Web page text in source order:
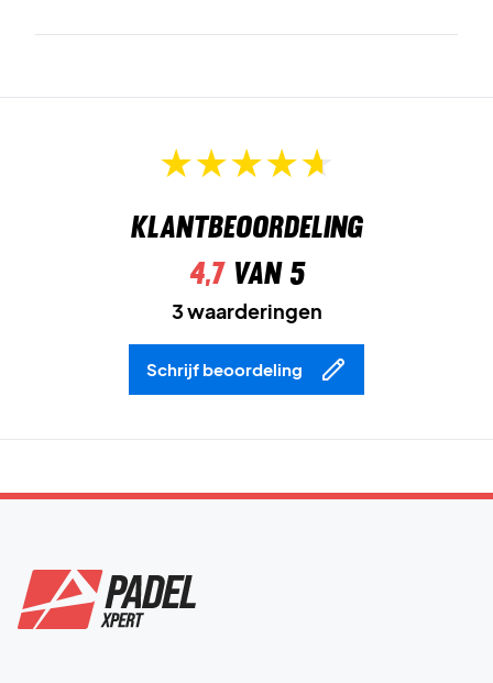
Klantbeoordeling
4,7van 5
3 waarderingen
Schrijf beoordeling